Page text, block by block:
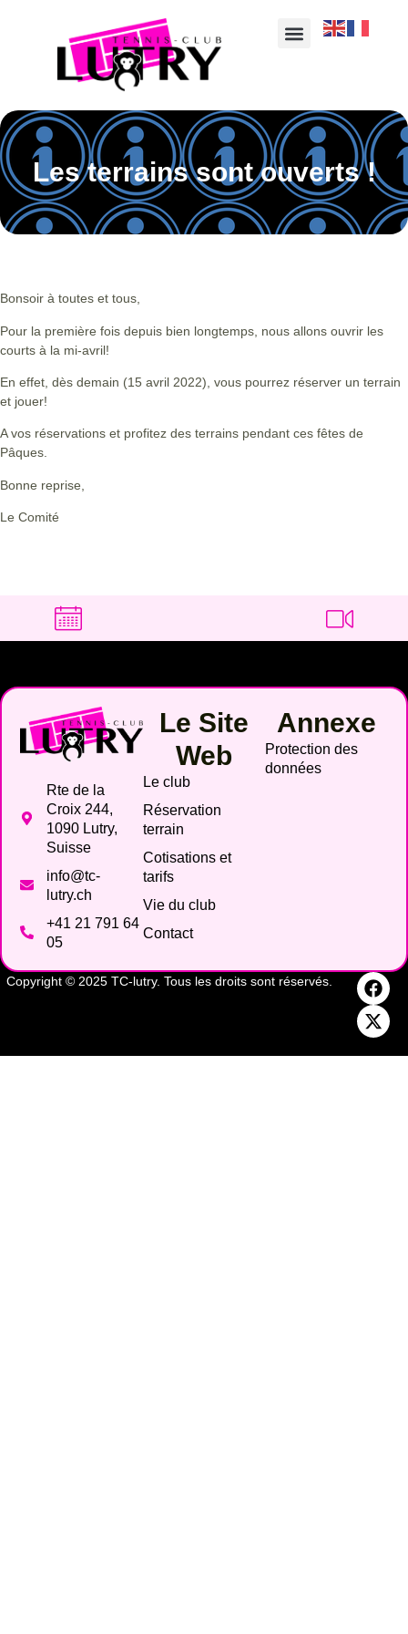
Les terrains sont ouverts !
Bonsoir à toutes et tous,
Pour la première fois depuis bien longtemps, nous allons ouvrir les
courts à la mi-avril!
En effet, dès demain (15 avril 2022), vous pourrez réserver un terrain
et jouer!
A vos réservations et profitez des terrains pendant ces fêtes de
Pâques.
Bonne reprise,
Le Comité
Rte de la
Croix 244,
1090 Lutry,
Suisse
info@tc-
lutry.ch
+41 21 791 64
05
Le Site
Web
Le club
Réservation
terrain
Cotisations et
tarifs
Vie du club
Contact
Annexe
Protection des
données
Copyright © 2025 TC-lutry. Tous les droits sont réservés.